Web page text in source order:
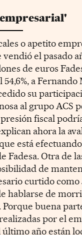
o apetito
el pasado
de euros
a Fernando
su
al grupo ACS
fiscal
ahora la
está
Fadesa. Otra de
de
curtido como
hablarse de
buena
por el
último año están